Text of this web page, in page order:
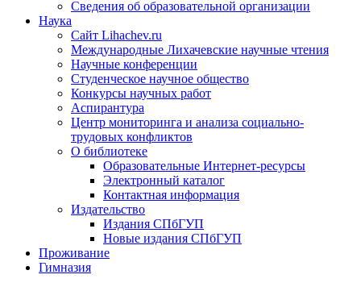
Сведения об образовательной организации
Наука
Сайт Lihachev.ru
Международные Лихачевские научные чтения
Научные конференции
Студенческое научное общество
Конкурсы научных работ
Аспирантура
Центр мониторинга и анализа социально-
трудовых конфликтов
О библиотеке
Образовательные Интернет-ресурсы
Электронный каталог
Контактная информация
Издательство
Издания СПбГУП
Новые издания СПбГУП
Проживание
Гимназия